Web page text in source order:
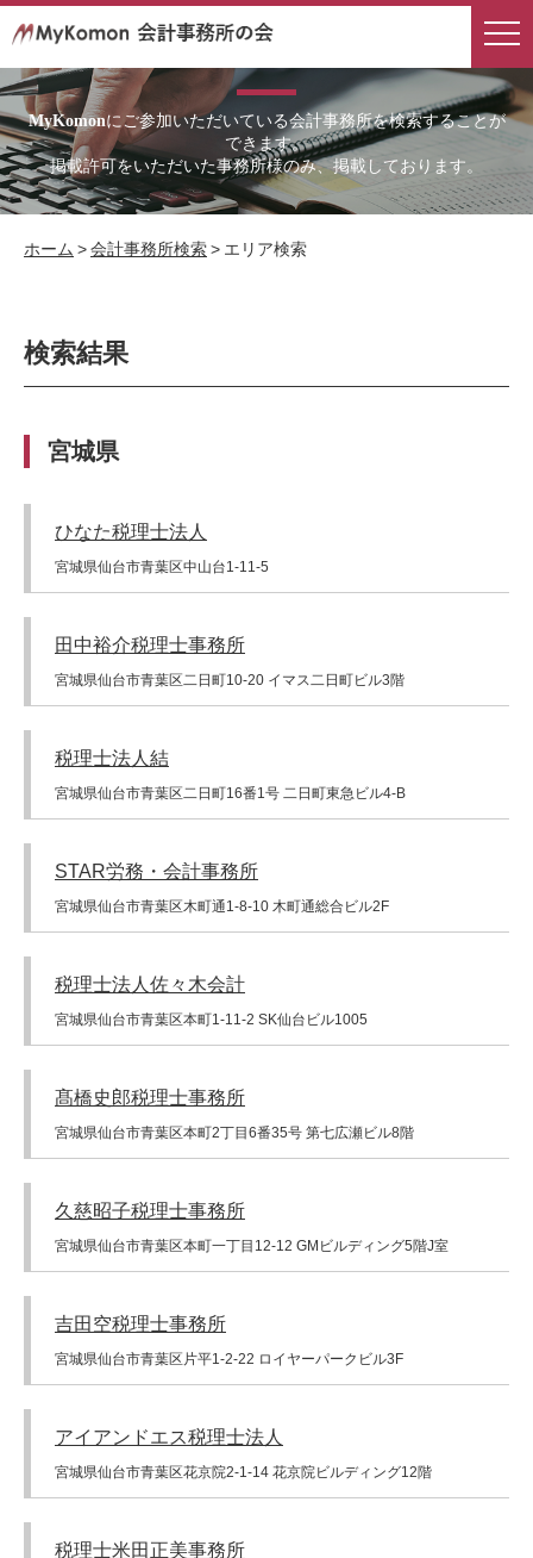
MyKomonにご参加いただいている会計事務所を検索することが
できます。
掲載許可をいただいた事務所様のみ、掲載しております。
ホーム >会計事務所検索> エリア検索
検索結果
宮城県
ひなた税理士法人
宮城県仙台市青葉区中山台1-11-5
田中裕介税理士事務所
宮城県仙台市青葉区二日町10-20 イマス二日町ビル3階
税理士法人結
宮城県仙台市青葉区二日町16番1号 二日町東急ビル4-B
STAR労務・会計事務所
宮城県仙台市青葉区木町通1-8-10 木町通総合ビル2F
税理士法人佐々木会計
宮城県仙台市青葉区本町1-11-2 SK仙台ビル1005
髙橋史郎税理士事務所
宮城県仙台市青葉区本町2丁目6番35号 第七広瀬ビル8階
久慈昭子税理士事務所
宮城県仙台市青葉区本町一丁目12-12 GMビルディング5階J室
吉田空税理士事務所
宮城県仙台市青葉区片平1-2-22 ロイヤーパークビル3F
アイアンドエス税理士法人
宮城県仙台市青葉区花京院2-1-14 花京院ビルディング12階
税理士米田正美事務所